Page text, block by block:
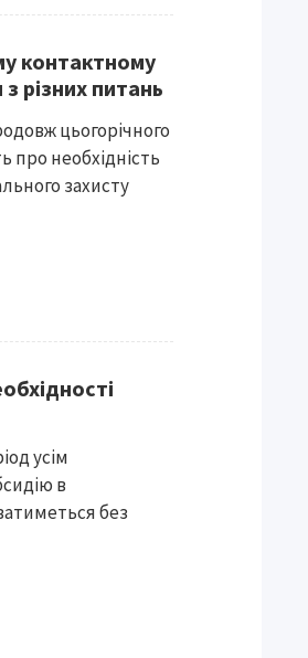
контактному
різних питань
цьогорічного
про необхідність
захисту
усім
в
без